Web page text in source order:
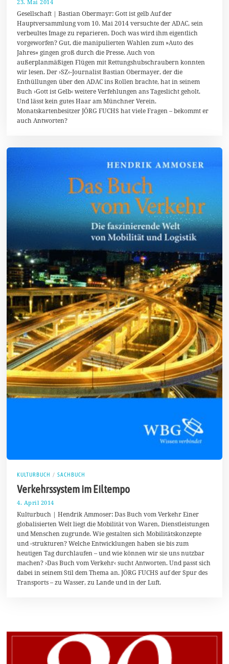
23. Mai 2014
.
J
u
n
i
0
1
4
Gesellschaft | Bastian Obermayr: Gott ist gelb Auf der
Hauptversammlung vom 10. Mai 2014 versuchte der ADAC, sein
verbeultes Image zu reparieren. Doch was wird ihm eigentlich
vorgeworfen? Gut, die manipulierten Wahlen zum »Auto des
Jahres« gingen groß durch die Presse. Auch von
außerplanmäßigen Flügen mit Rettungshubschraubern konnten
wir lesen. Der ›SZ‹-Journalist Bastian Obermayer, der die
Enthüllungen über den ADAC ins Rollen brachte, hat in seinem
Buch ›Gott ist Gelb‹ weitere Verfehlungen ans Tageslicht geholt.
Und lässt kein gutes Haar am Münchner Verein.
Monatskartenbesitzer JÖRG FUCHS hat viele Fragen – bekommt er
auch Antworten?
KULTURBUCH / SACHBUCH
Verkehrssystem im Eiltempo
4. April 2014
A
p
r
i
2
0
1
Kulturbuch | Hendrik Ammoser: Das Buch vom Verkehr Einer
globalisierten Welt liegt die Mobilität von Waren, Dienstleistungen
und Menschen zugrunde. Wie gestalten sich Mobilitätskonzepte
und -strukturen? Welche Entwicklungen haben sie bis zum
heutigen Tag durchlaufen – und wie können wir sie uns nutzbar
machen? ›Das Buch vom Verkehr‹ sucht Antworten. Und passt sich
dabei in seinem Stil dem Thema an. JÖRG FUCHS auf der Spur des
Transports – zu Wasser, zu Lande und in der Luft.